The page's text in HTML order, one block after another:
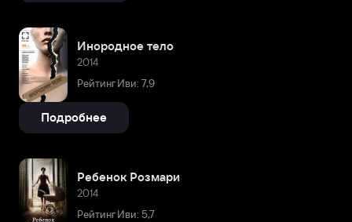
Инородное тело
2014
Рейтинг Иви: 7,9
Подробнее
Ребенок Розмари
2014
Рейтинг Иви: 5,7